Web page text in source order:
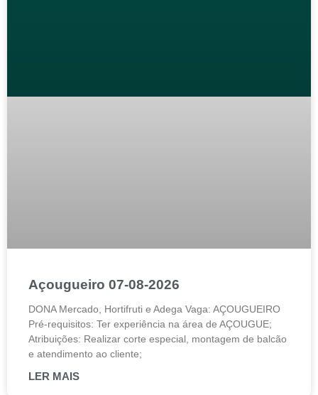
Açougueiro 07-08-2026
DONA Mercado, Hortifruti e Adega Vaga: AÇOUGUEIRO
Pré-requisitos: Ter experiência na área de AÇOUGUE;
Atribuições: Realizar corte especial, montagem de balcão
e atendimento ao cliente;
LER MAIS